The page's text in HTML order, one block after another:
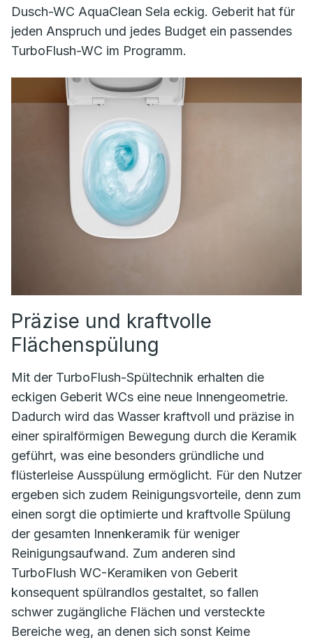
Dusch-WC AquaClean Sela eckig. Geberit hat für
jeden Anspruch und jedes Budget ein passendes
TurboFlush-WC im Programm.
Präzise und kraftvolle
Flächenspülung
Mit der TurboFlush-Spültechnik erhalten die
eckigen Geberit WCs eine neue Innengeometrie.
Dadurch wird das Wasser kraftvoll und präzise in
einer spiralförmigen Bewegung durch die Keramik
geführt, was eine besonders gründliche und
flüsterleise Ausspülung ermöglicht. Für den Nutzer
ergeben sich zudem Reinigungsvorteile, denn zum
einen sorgt die optimierte und kraftvolle Spülung
der gesamten Innenkeramik für weniger
Reinigungsaufwand. Zum anderen sind
TurboFlush WC-Keramiken von Geberit
konsequent spülrandlos gestaltet, so fallen
schwer zugängliche Flächen und versteckte
Bereiche weg, an denen sich sonst Keime